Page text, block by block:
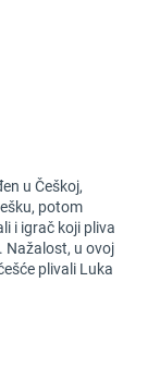
u Češkoj,
potom
i igrač koji pliva
Nažalost, u ovoj
plivali Luka